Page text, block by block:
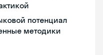
потенциал
методики